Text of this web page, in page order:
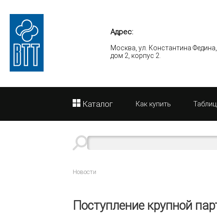
Адрес:
Москва, ул. Константина Федина,
дом 2, корпус 2.
Каталог Как купить
Новости
Поступление крупной